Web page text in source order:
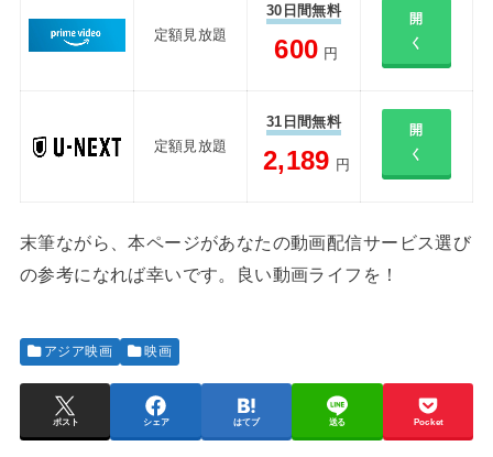
定額見放題
30日間無料
600 円
開
く
定額見放題
31日間無料
2,189 円
開
く
末筆ながら、本ページがあなたの動画配信サービス選び
の参考になれば幸いです。良い動画ライフを！
アジア映画 映画
ポスト シェア はてブ 送る Pocket